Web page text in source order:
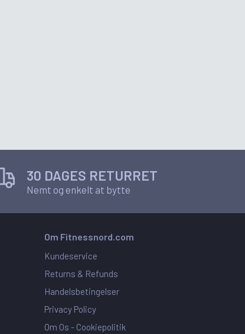
30 DAGES RETURRET
Nemt og enkelt at bytte
Om Fitnessnord.com
Kundeservice
Returns & Refunds
Handelsbetingelser
Privacy Policy
Om Os - Cookiepolitik